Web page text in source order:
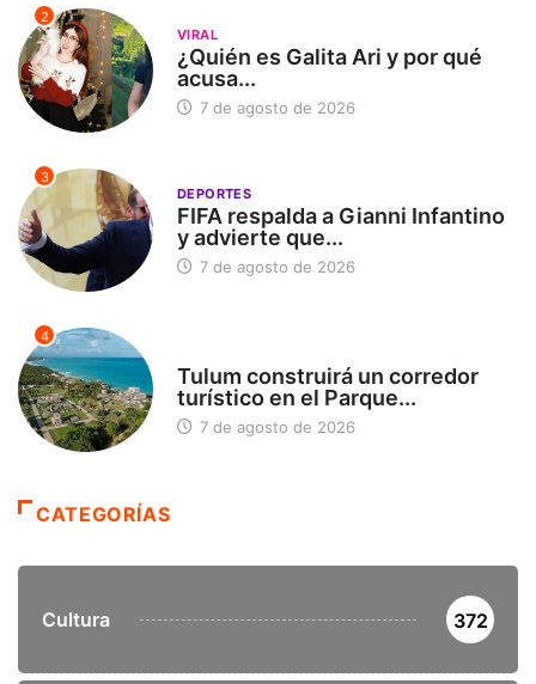
2
VIRAL
¿Quién es Galita Ari y por qué
acusa...
7 de agosto de 2026
3
DEPORTES
FIFA respalda a Gianni Infantino
y advierte que...
7 de agosto de 2026
4
Tulum construirá un corredor
turístico en el Parque...
7 de agosto de 2026
CATEGORÍAS
Cultura 372